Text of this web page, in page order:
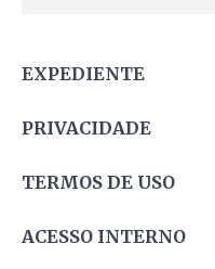
EXPEDIENTE
PRIVACIDADE
TERMOS DE USO
ACESSO INTERNO